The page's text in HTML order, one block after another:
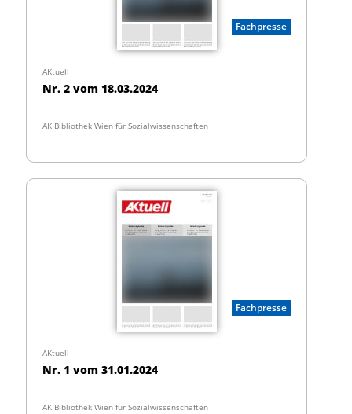
Fachpresse
AKtuell
Nr. 2 vom 18.03.2024
AK Bibliothek Wien für Sozialwissenschaften
Fachpresse
AKtuell
Nr. 1 vom 31.01.2024
AK Bibliothek Wien für Sozialwissenschaften